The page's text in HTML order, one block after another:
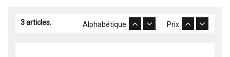
3 articles. Prix
Alphabétique